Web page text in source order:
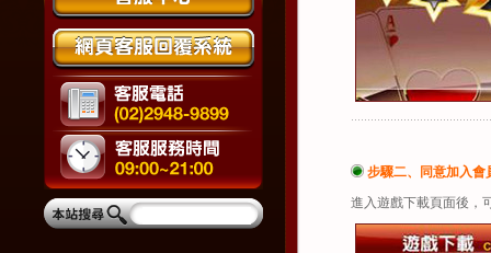
步驟二、同意加入會
進入遊戲下載頁面後，